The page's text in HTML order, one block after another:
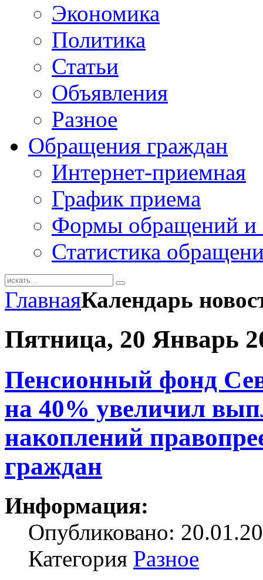
Экономика
Политика
Статьи
Объявления
Разное
Обращения граждан
Интернет-приемная
График приема
Формы обращений и
Статистика
ГлавнаяКалендарь
Пятница, 20 Январь
Пенсионный фонд
на 40% увеличил
накоплений
граждан
Информация:
Опубликовано:
Категория Разное